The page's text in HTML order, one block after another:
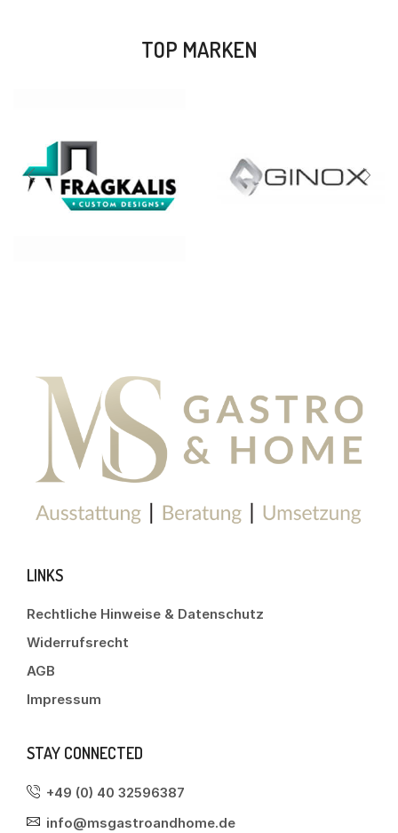
TOP MARKEN
LINKS
Rechtliche Hinweise & Datenschutz
Widerrufsrecht
AGB
Impressum
STAY CONNECTED
+49 (0) 40 32596387
info@msgastroandhome.de